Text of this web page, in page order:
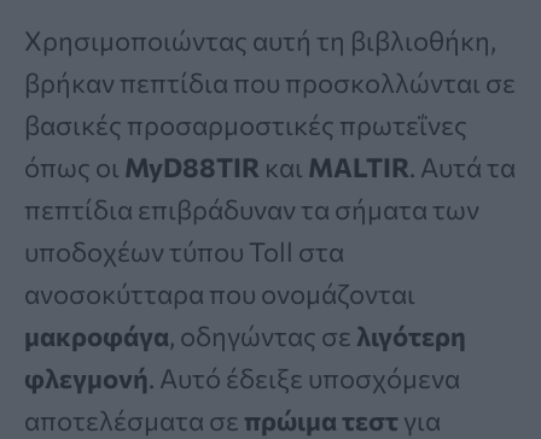
Χρησιμοποιώντας αυτή τη βιβλιοθήκη,
βρήκαν πεπτίδια που προσκολλώνται σε
βασικές προσαρμοστικές πρωτεΐνες
όπως οι MyD88TIR και MALTIR. Αυτά τα
πεπτίδια επιβράδυναν τα σήματα των
υποδοχέων τύπου Toll στα
ανοσοκύτταρα που ονομάζονται
μακροφάγα, οδηγώντας σε λιγότερη
φλεγμονή. Αυτό έδειξε υποσχόμενα
αποτελέσματα σε πρώιμα τεστγια